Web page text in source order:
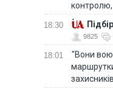
18:30
9825
18:01
"Вони